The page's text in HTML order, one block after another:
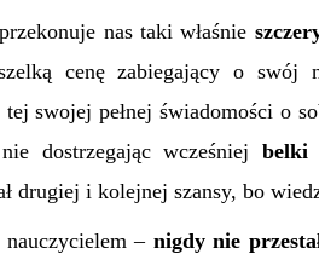
nas taki właśnie
cenę zabiegający o swój
tej swojej pełnej świadomości o
dostrzegając wcześniej belki
drugiej i kolejnej szansy, bo
– nigdy nie